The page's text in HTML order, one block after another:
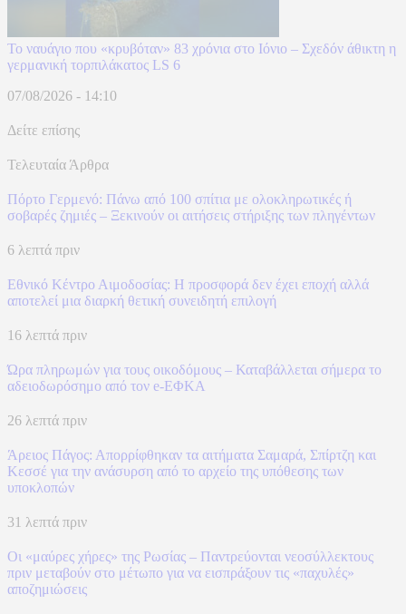
Το ναυάγιο που «κρυβόταν» 83 χρόνια στο Ιόνιο – Σχεδόν άθικτη η
γερμανική τορπιλάκατος LS 6
07/08/2026 - 14:10
Δείτε επίσης
Τελευταία Άρθρα
Πόρτο Γερμενό: Πάνω από 100 σπίτια με ολοκληρωτικές ή
σοβαρές ζημιές – Ξεκινούν οι αιτήσεις στήριξης των πληγέντων
6 λεπτά πριν
Εθνικό Κέντρο Αιμοδοσίας: H προσφορά δεν έχει εποχή αλλά
αποτελεί μια διαρκή θετική συνειδητή επιλογή
16 λεπτά πριν
Ώρα πληρωμών για τους οικοδόμους – Καταβάλλεται σήμερα το
αδειοδωρόσημο από τον e-ΕΦΚΑ
26 λεπτά πριν
Άρειος Πάγος: Απορρίφθηκαν τα αιτήματα Σαμαρά, Σπίρτζη και
Κεσσέ για την ανάσυρση από το αρχείο της υπόθεσης των
υποκλοπών
31 λεπτά πριν
Οι «μαύρες χήρες» της Ρωσίας – Παντρεύονται νεοσύλλεκτους
πριν μεταβούν στο μέτωπο για να εισπράξουν τις «παχυλές»
αποζημιώσεις